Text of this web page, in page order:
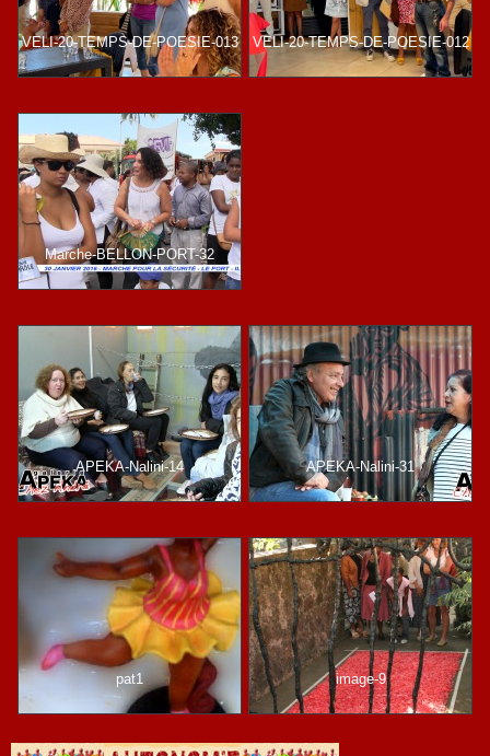
VELI-20-TEMPS-DE-POESIE-013 VELI-20-TEMPS-DE-POESIE-012
Marche-BELLON-PORT-32
APEKA-Nalini-14 APEKA-Nalini-31
pat1 image-9